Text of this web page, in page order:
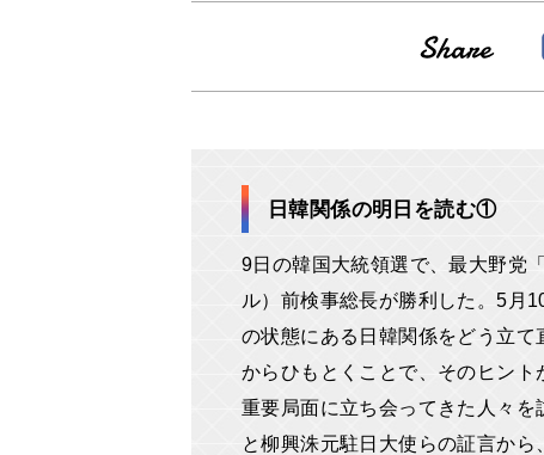
日韓関係の明日を読む①
9日の韓国大統領選で、最大野党
ル）前検事総長が勝利した。5月
の状態にある日韓関係をどう立
からひもとくことで、そのヒン
重要局面に立ち会ってきた人々
と柳興洙元駐日大使らの証言から